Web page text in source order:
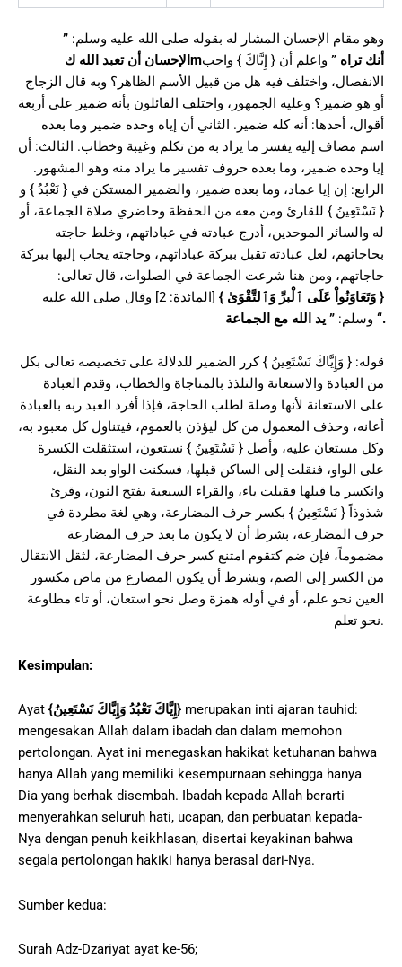
وهو مقام الإحسان المشار له بقوله صلى الله عليه وسلم: ”
الإحسان أن تعبد الله ك m أنك تراه ” واعلم أن { إِيَّاكَ } واجب
الانفصال، واختلف فيه هل من قبيل الأسم الظاهر؟ وبه قال الزجاج
أو هو ضمير؟ وعليه الجمهور، واختلف القائلون بأنه ضمير على أربعة
أقوال، أحدها: أنه كله ضمير. الثاني أن إياه وحده ضمير وما بعده
اسم مضاف إليه يفسر ما يراد به من تكلم وغيبة وخطاب. الثالث: أن
إيا وحده ضمير، وما بعده حروف تفسير ما يراد منه وهو المشهور.
الرابع: إن إيا عماد، وما بعده ضمير، والضمير المستكن في { نَعْبُدُ } و
{ نَسْتَعِينُ } للقارئ ومن معه من الحفظة وحاضري صلاة الجماعة، أو
له والسائر الموحدين، أدرج عبادته في عباداتهم، وخلط حاجته
بحاجاتهم، لعل عبادته تقبل ببركة عباداتهم، وحاجته يجاب إليها ببركة
حاجاتهم، ومن هنا شرعت الجماعة في الصلوات، قال تعالى:
{ وَتَعَاوَنُواْ عَلَى ٱلْبرِّ وَٱلتَّقْوَىٰ }
[المائدة: 2] وقال صلى الله عليه
وسلم: ” يد الله مع الجماعة “.
قوله: { وَإِيَّاكَ نَسْتَعِينُ } كرر الضمير للدلالة على تخصيصه تعالى بكل
من العبادة والاستعانة والتلذذ بالمناجاة والخطاب، وقدم العبادة
على الاستعانة لأنها وصلة لطلب الحاجة، فإذا أفرد العبد ربه بالعبادة
أعانه، وحذف المعمول من كل ليؤذن بالعموم، فيتناول كل معبود به،
وكل مستعان عليه، وأصل { نَسْتَعِينُ } نستعون، استثقلت الكسرة
على الواو، فنقلت إلى الساكن قبلها، فسكنت الواو بعد النقل،
وانكسر ما قبلها فقبلت ياء، والقراء السبعية بفتح النون، وقرئ
شذوذاً { نَسْتَعِينُ } بكسر حرف المضارعة، وهي لغة مطردة في
حرف المضارعة، بشرط أن لا يكون ما بعد حرف المضارعة
مضموماً، فإن ضم كتقوم امتنع كسر حرف المضارعة، لثقل الانتقال
من الكسر إلى الضم، وبشرط أن يكون المضارع من ماض مكسور
العين نحو علم، أو في أوله همزة وصل نحو استعان، أو تاء مطاوعة
نحو تعلم.
Kesimpulan:
Ayat {إِيَّاكَ نَعْبُدُ وَإِيَّاكَ نَسْتَعِينُ} merupakan inti ajaran tauhid:
mengesakan Allah dalam ibadah dan dalam memohon
pertolongan. Ayat ini menegaskan hakikat ketuhanan bahwa
hanya Allah yang memiliki kesempurnaan sehingga hanya
Dia yang berhak disembah. Ibadah kepada Allah berarti
menyerahkan seluruh hati, ucapan, dan perbuatan kepada-
Nya dengan penuh keikhlasan, disertai keyakinan bahwa
segala pertolongan hakiki hanya berasal dari-Nya.
Sumber kedua:
Surah Adz-Dzariyat ayat ke-56;